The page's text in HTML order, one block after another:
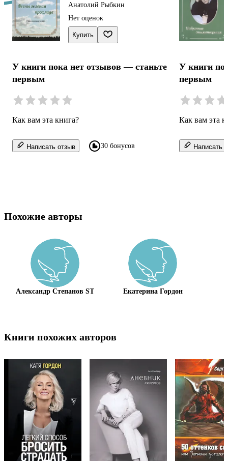
Анатолий Рыбкин
Нет оценок
Купить
У книги пока нет отзывов — станьте
первым
Как вам эта книга?
Написать отзыв 30 бонусов
У книги
первым
Как вам эта
Написать
Похожие авторы
Александр Степанов ST Екатерина Гордон
Книги похожих авторов